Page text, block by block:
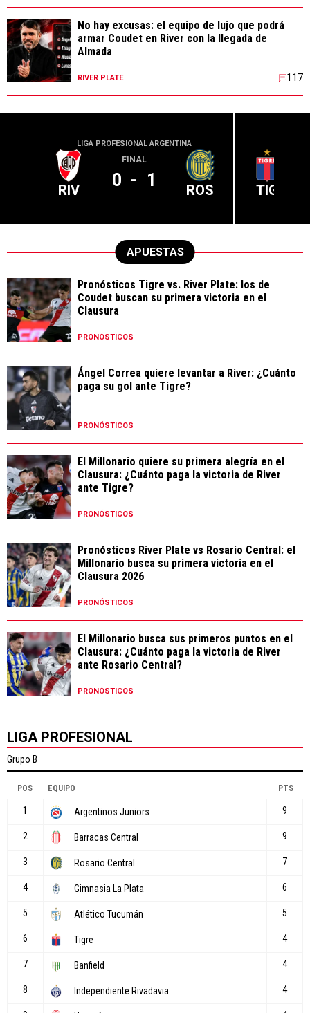
No hay excusas: el equipo de lujo que podrá
armar Coudet en River con la llegada de
Almada
RIVER PLATE 117
LIGA PROFESIONAL ARGENTINA
RIV
FINAL
0 - 1 ROS TIG
APUESTAS
Pronósticos Tigre vs. River Plate: los de
Coudet buscan su primera victoria en el
Clausura
PRONÓSTICOS
Ángel Correa quiere levantar a River: ¿Cuánto
paga su gol ante Tigre?
PRONÓSTICOS
El Millonario quiere su primera alegría en el
Clausura: ¿Cuánto paga la victoria de River
ante Tigre?
PRONÓSTICOS
Pronósticos River Plate vs Rosario Central: el
Millonario busca su primera victoria en el
Clausura 2026
PRONÓSTICOS
El Millonario busca sus primeros puntos en el
Clausura: ¿Cuánto paga la victoria de River
ante Rosario Central?
PRONÓSTICOS
LIGA PROFESIONAL